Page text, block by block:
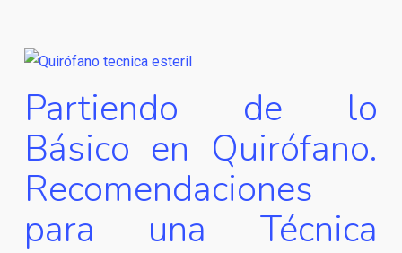
Partiendo de lo
Básico en Quirófano.
Recomendaciones
para una Técnica